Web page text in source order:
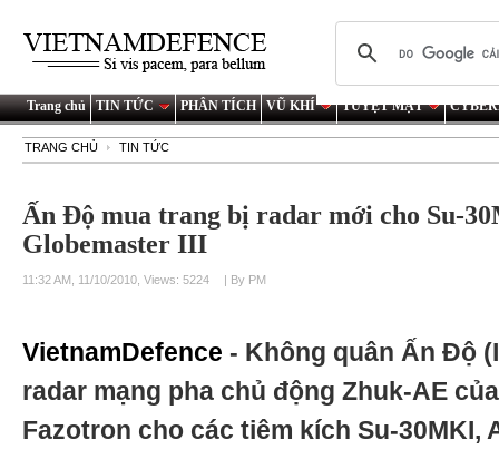
Trang chủ TIN TỨC PHÂN TÍCH VŨ KHÍ TUYỆT MẬT
TRANG CHỦ TIN TỨC
Ấn Độ mua trang bị radar mới cho Su-
Globemaster III
11:32 AM, 11/10/2010, Views: 5224 | By PM
VietnamDefence - Không quân Ấn Độ
radar mạng pha chủ động Zhuk-AE
Fazotron cho các tiêm kích Su-30MKI,